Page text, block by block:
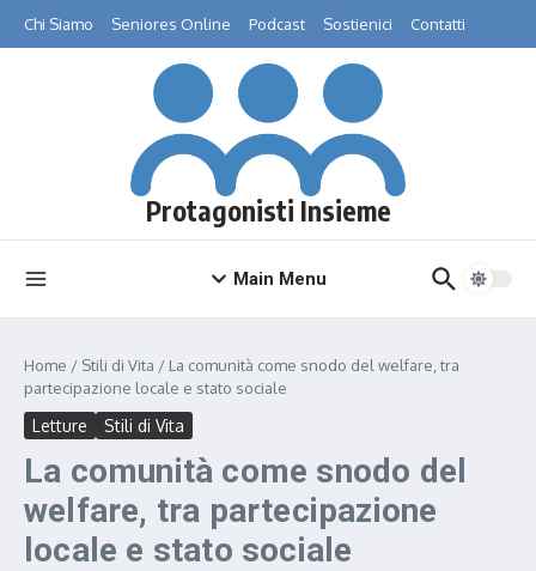
Chi Siamo Seniores Online Podcast Sostienici Contatti
Protagonisti Insieme
Main Menu
Home / Stili di Vita / La comunità come snodo del welfare, tra
partecipazione locale e stato sociale
Letture Stili di Vita
La comunità come snodo del
welfare, tra partecipazione
locale e stato sociale